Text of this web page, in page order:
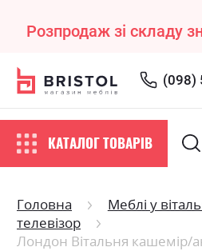
Розпродаж зі складу
(098)
КАТАЛОГ ТОВАРІВ
Головна Меблі у
телевізор
Лондон Вітальня кашемір/